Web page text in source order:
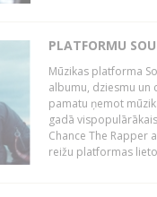
PLATFORMU
Mūzikas platforma
albumu, dziesmu un
pamatu ņemot
gadā
Chance The Rapper
reižu platformas